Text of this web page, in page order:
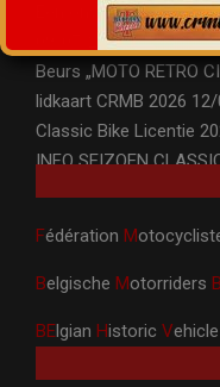
Een onvergetelijk
09/07/2026
Beurs „MOTO RETRO
lidkaart CRMB 2026
Classic Bike Licentie
INFO SEIZOEN
Fédération M
Belgische Motorriders B
BElgian Historic Vehicle